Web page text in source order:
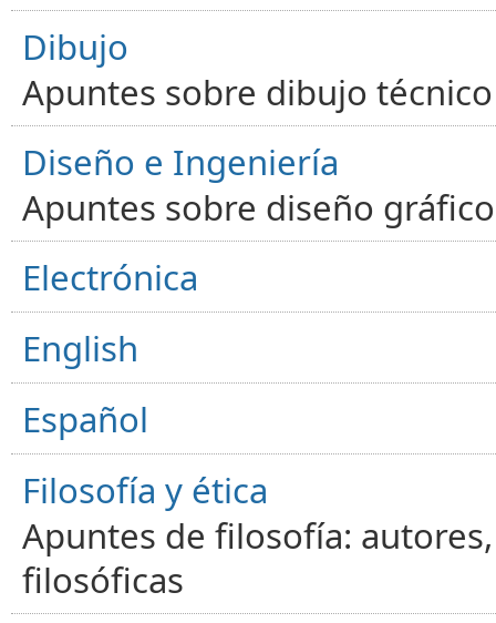
Dibujo
Apuntes sobre dibujo
Diseño e Ingeniería
Apuntes sobre diseño
Electrónica
English
Español
Filosofía y ética
Apuntes de filosofía:
filosóficas